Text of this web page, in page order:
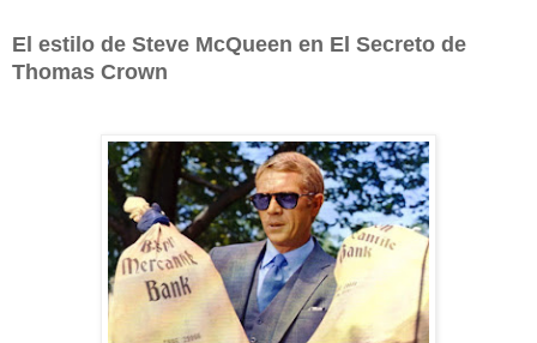
El estilo de Steve McQueen en El Secreto de
Thomas Crown